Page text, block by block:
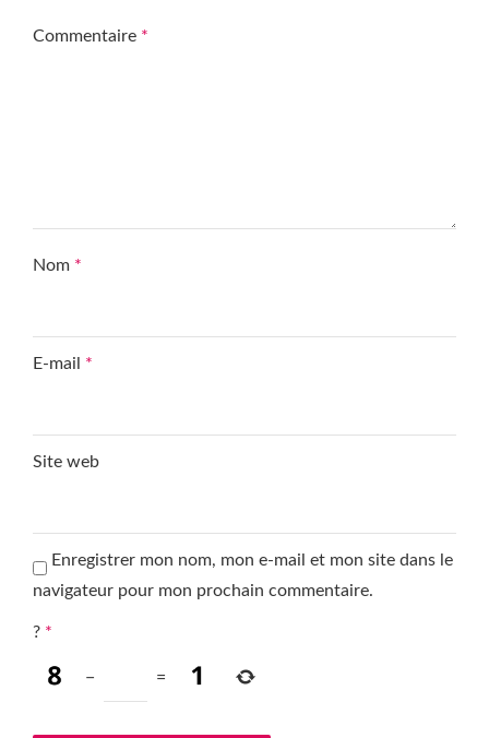
Commentaire *
Nom *
E-mail *
Site web
Enregistrer mon nom, mon e-mail et mon site dans le
navigateur pour mon prochain commentaire.
? *
− =